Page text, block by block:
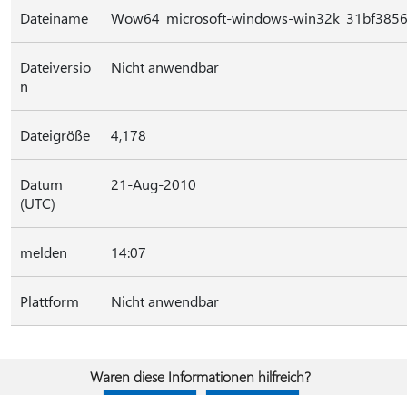
Dateiname Wow64_microsoft-windows-
Dateiversio
n
Nicht anwendbar
Dateigröße 4,178
Datum
(UTC)
21-Aug-2010
melden 14:07
Plattform Nicht anwendbar
Waren diese Informationen hilfreich?